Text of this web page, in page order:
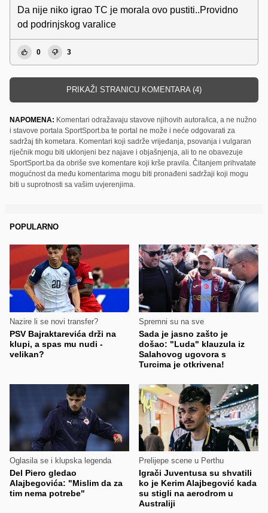
Da nije niko igrao TC je morala ovo pustiti..Providno
od podrinjskog varalice
0 3
PRIKAŽI STRANICU KOMENTARA (4)
NAPOMENA: Komentari odražavaju stavove njihovih autora/ica, a ne nužno
i stavove portala SportSport.ba te portal ne može i neće odgovarati za
sadržaj tih kometara. Komentari koji sadrže vrijeđanja, psovanja i vulgaran
riječnik mogu biti uklonjeni bez najave i objašnjenja, ali to ne obavezuje
SportSport.ba da obriše sve komentare koji krše pravila. Čitanjem prihvatate
mogućnost da među komentarima mogu biti pronađeni sadržaji koji mogu
biti u suprotnosti sa vašim uvjerenjima.
POPULARNO
Nazire li se novi transfer?
PSV Bajraktarevića drži na
klupi, a spas mu nudi -
velikan?
Spremni su na sve
Sada je jasno zašto je
došao: "Luda" klauzula iz
Salahovog ugovora s
Turcima je otkrivena!
Oglasila se i klupska legenda
Del Piero gledao
Alajbegovića: "Mislim da za
tim nema potrebe"
Prelijepe scene u Perthu
Igrači Juventusa su shvatili
ko je Kerim Alajbegović kada
su stigli na aerodrom u
Australiji